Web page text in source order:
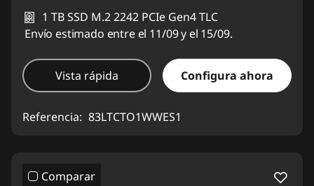
1 TB SSD M.2 2242 PCIe Gen4 TLC
Envío estimado entre el 11/09 y el 15/09.
Vista rápida Configura ahora
Referencia: 83LTCTO1WWES1
Comparar